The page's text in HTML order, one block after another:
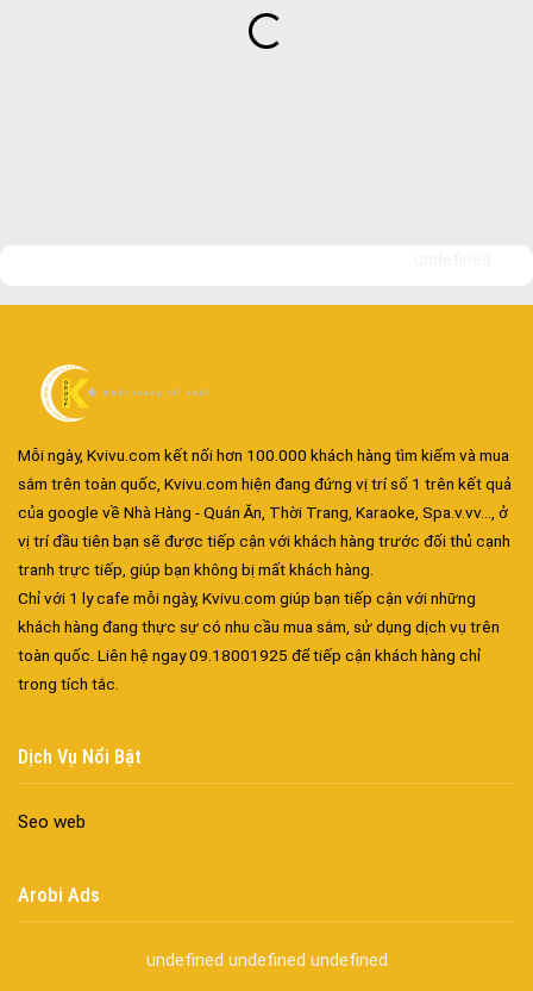
Mỗi ngày, Kvivu.com kết nối hơn 100.000 khách hàng tìm kiếm và mua
sắm trên toàn quốc, Kvivu.com hiện đang đứng vị trí số 1 trên kết quả
của google về Nhà Hàng - Quán Ăn, Thời Trang, Karaoke, Spa.v.vv..., ở
vị trí đầu tiên bạn sẽ được tiếp cận với khách hàng trước đối thủ cạnh
tranh trực tiếp, giúp bạn không bị mất khách hàng.
Chỉ với 1 ly cafe mỗi ngày, Kvivu.com giúp bạn tiếp cận với những
khách hàng đang thực sự có nhu cầu mua sắm, sử dụng dịch vụ trên
toàn quốc. Liên hệ ngay 09.18001925 để tiếp cận khách hàng chỉ
trong tích tắc.
Dịch Vụ Nổi Bật
Seo web
Arobi Ads
undefined undefined undefined
Đa dạng màu sắc cửa nhôm – Tối ưu màu sắc Kiến Trúc
Cửa nhôm chống gió mưa – Hiên ngang giữa thời tiết khắc
Cửa nhôm thông gió – Đưa sinh khí vào ngôi nhà của bạn
Cửa nhôm trượt view lớn – Nâng tầm đẳng cấp sống
Cửa thép vân gỗ Nhật Bản – Mảnh ghép cho phong cách kiến